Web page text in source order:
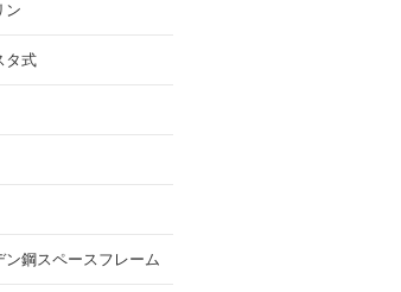
ン
タ式
ン鋼スペースフレーム